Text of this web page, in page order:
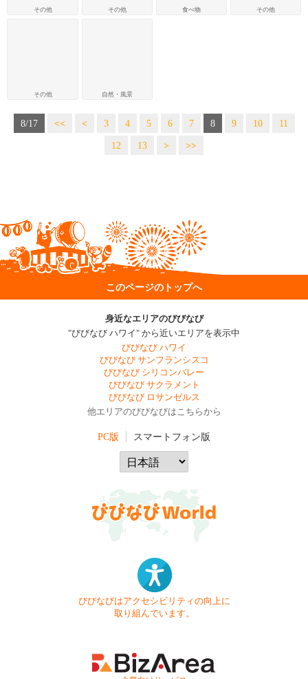
その他
その他
その他
自然・風景
食べ物 その他
8/17 << < 3 4 5 6 7 8 9 10
11
12
13 > >>
このページのトップへ
身近なエリアのびびなび
"びびなび ハワイ" から近いエリアを表示中
びびなび ハワイ
びびなび サンフランシスコ
びびなび シリコンバレー
びびなび サクラメント
びびなび ロサンゼルス
他エリアのびびなびはこちらから
PC版 スマートフォン版
びびなびはアクセシビリティの向上に
取り組んでいます。